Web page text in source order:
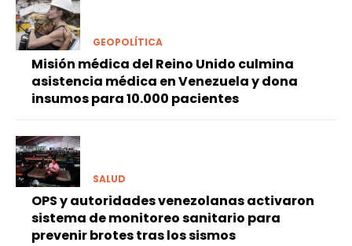
GEOPOLÍTICA
Misión médica del Reino Unido culmina
asistencia médica en Venezuela y dona
insumos para 10.000 pacientes
SALUD
OPS y autoridades venezolanas activaron
sistema de monitoreo sanitario para
prevenir brotes tras los sismos